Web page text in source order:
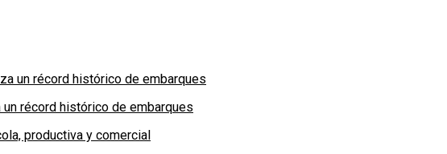
récord histórico de embarques